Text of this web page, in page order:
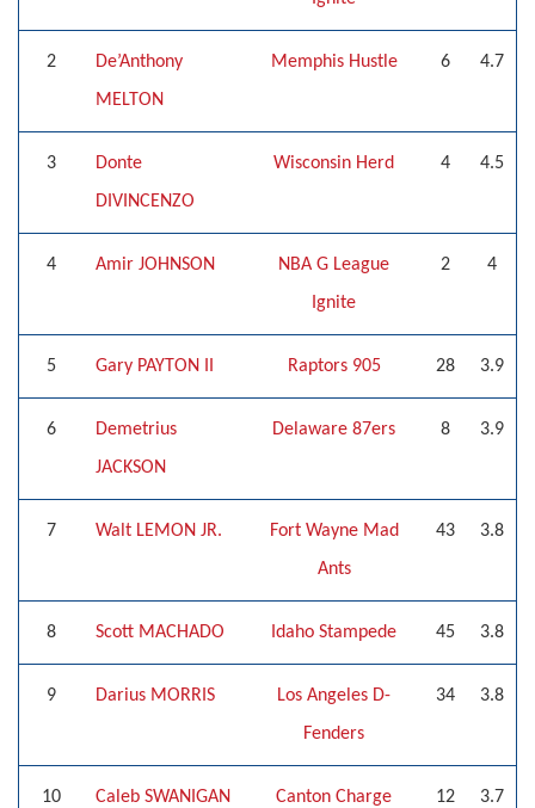
2
De’Anthony
MELTON
Memphis Hustle 6 4.7
3
Donte
DIVINCENZO
Wisconsin Herd 4 4.5
4 Amir JOHNSON
NBA G League
Ignite
2 4
5 Gary PAYTON II Raptors 905 28 3.9
6
Demetrius
JACKSON
Delaware 87ers 8 3.9
7 Walt LEMON JR.
Fort Wayne Mad
Ants
43 3.8
8 Scott MACHADO Idaho Stampede 45 3.8
9 Darius MORRIS
Los Angeles D-
Fenders
34 3.8
10 Caleb SWANIGAN Canton Charge 12 3.7